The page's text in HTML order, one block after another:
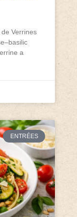
Verrines
a
ENTRÉES